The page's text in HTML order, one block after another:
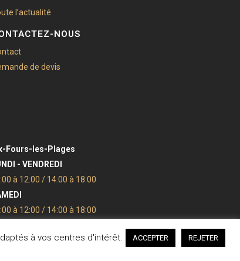
l’actualité
NOUS
de devis
Fours-les-Plages
- VENDREDI
à 12:00 / 14:00 à 18:00
à 12:00 / 14:00 à 18:00
- VENDREDI
à vos centres d'intérêt. ACCEPTER REJETER